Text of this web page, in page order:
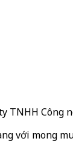
TNHH Công
với mong